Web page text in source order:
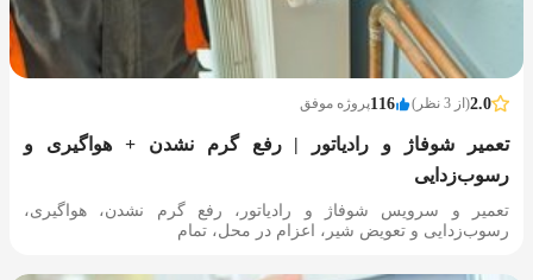
2.0(از 3 نظر) 116پروژه موفق
تعمیر شوفاژ و رادیاتور | رفع گرم نشدن + هواگیری و
رسوب‌زدایی
تعمیر و سرویس شوفاژ و رادیاتور، رفع گرم نشدن، هواگیری،
رسوب‌زدایی و تعویض شیر، اعزام در محل، تمام